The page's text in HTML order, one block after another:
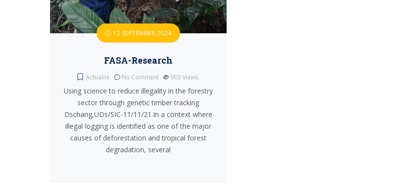
12 SEPTEMBRE 2024
FASA-Research
Actualite No Comment 903 Views
Using science to reduce illegality in the forestry
sector through genetic timber tracking
Dschang,UDs/SIC-11/11/21.In a context where
illegal logging is identified as one of the major
causes of deforestation and tropical forest
degradation, several